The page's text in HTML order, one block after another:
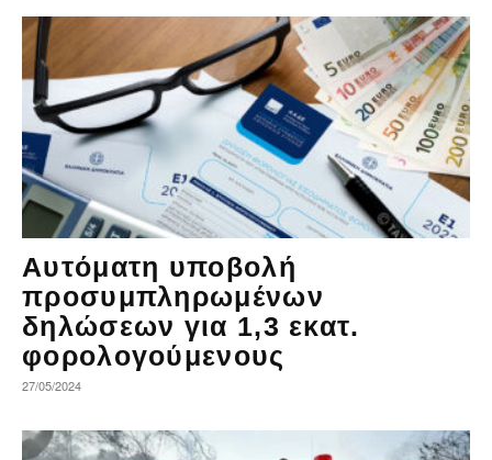
Αυτόματη υποβολή
προσυμπληρωμένων
δηλώσεων για 1,3 εκατ.
φορολογούμενους
27/05/2024